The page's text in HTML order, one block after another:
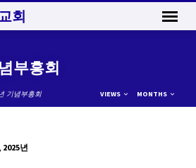
회
부흥회
기념부흥회 VIEWS MONTHS
2025년